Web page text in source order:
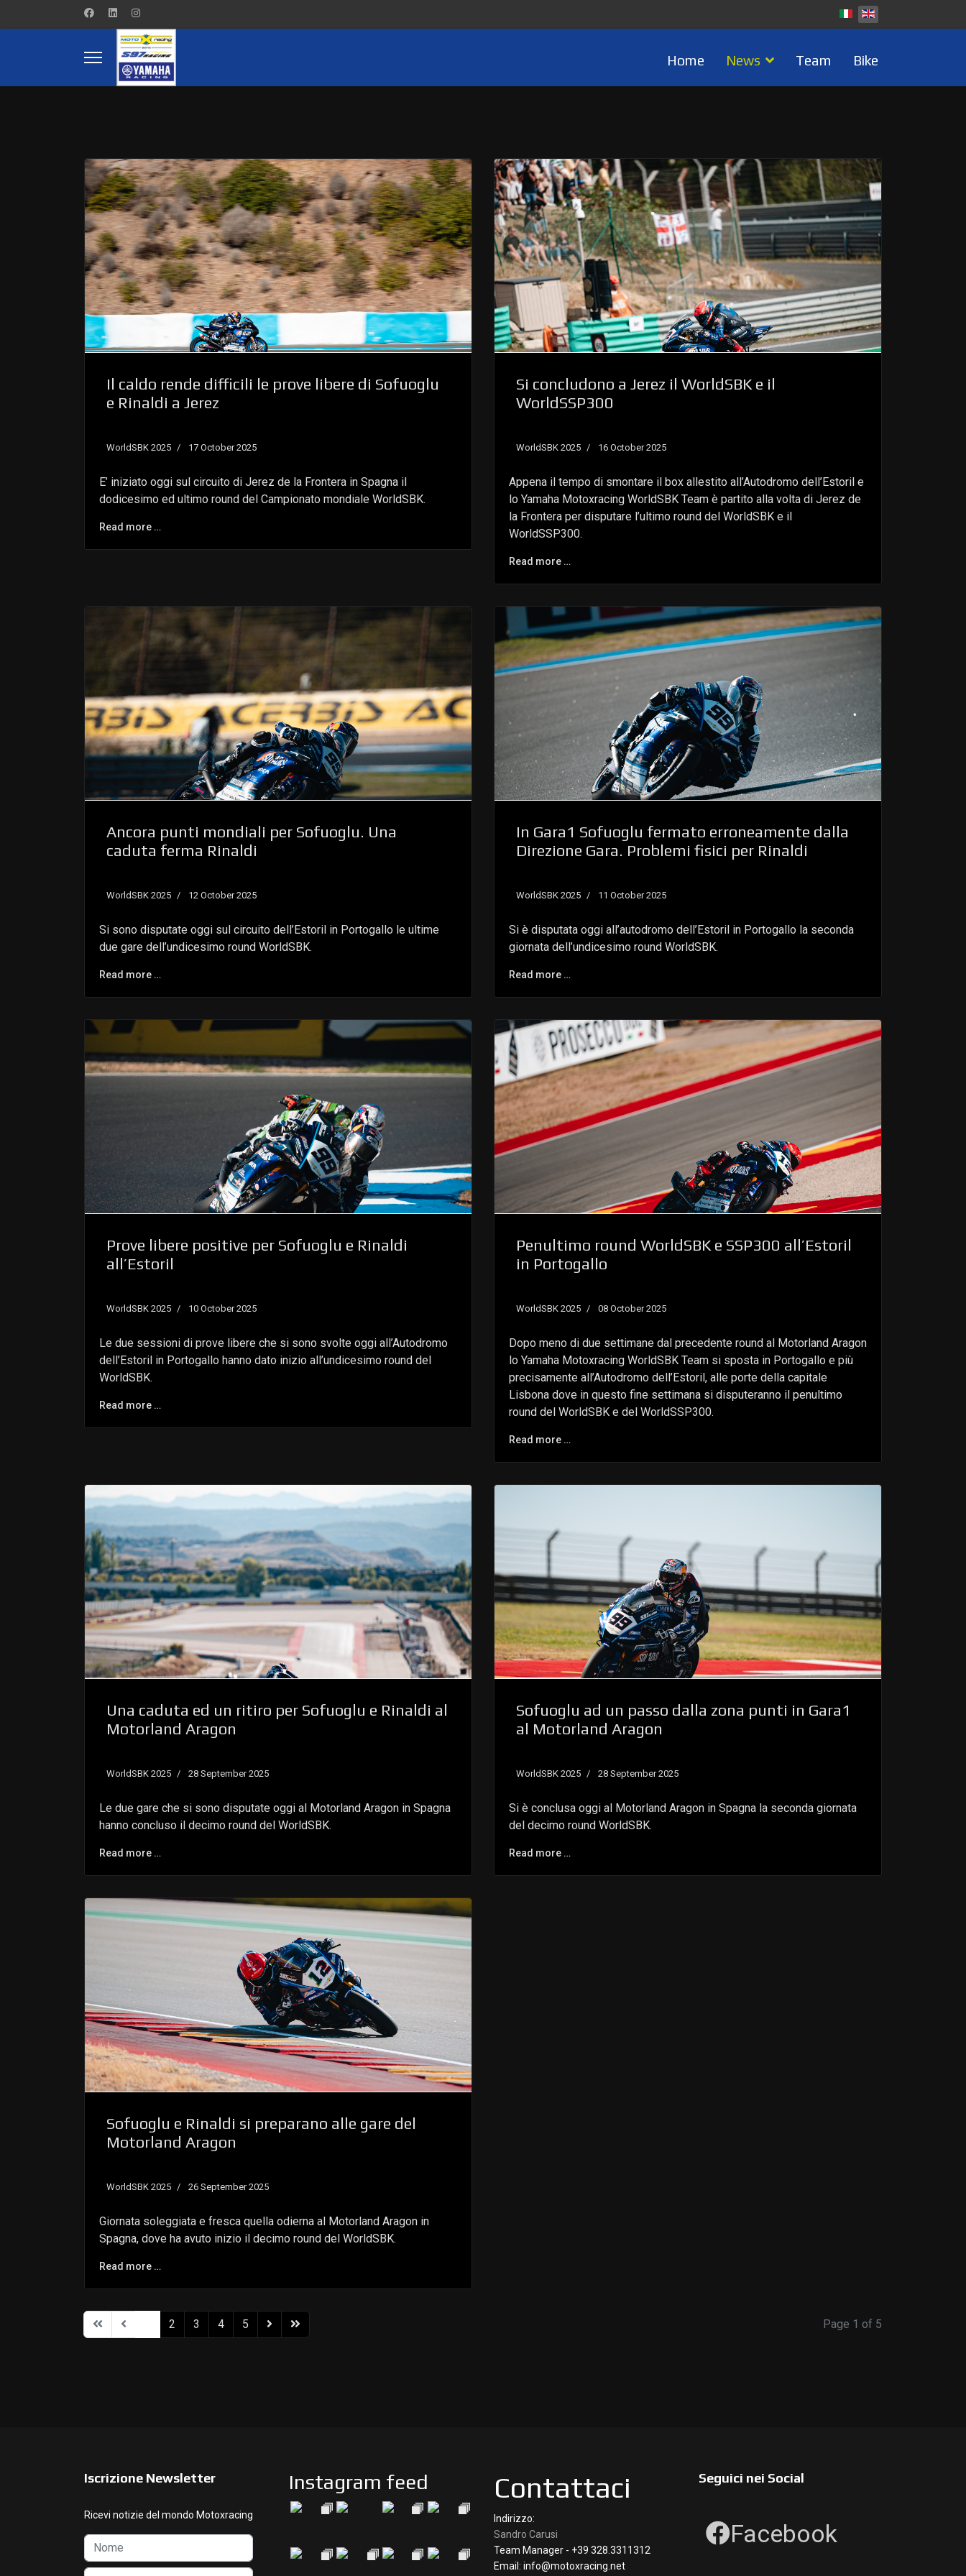
Home News Team Bike
Il caldo rende difficili le prove libere di Sofuoglu
e Rinaldi a Jerez
WorldSBK 2025 17 October 2025
E’ iniziato oggi sul circuito di Jerez de la Frontera in Spagna il
dodicesimo ed ultimo round del Campionato mondiale WorldSBK.
Read more …
Si concludono a Jerez il WorldSBK e il
WorldSSP300
WorldSBK 2025 16 October 2025
Appena il tempo di smontare il box allestito all’Autodromo dell’Estoril e
lo Yamaha Motoxracing WorldSBK Team è partito alla volta di Jerez de
la Frontera per disputare l’ultimo round del WorldSBK e il
WorldSSP300.
Read more …
Ancora punti mondiali per Sofuoglu. Una
caduta ferma Rinaldi
WorldSBK 2025 12 October 2025
Si sono disputate oggi sul circuito dell’Estoril in Portogallo le ultime
due gare dell’undicesimo round WorldSBK.
Read more …
In Gara1 Sofuoglu fermato erroneamente dalla
Direzione Gara. Problemi fisici per Rinaldi
WorldSBK 2025 11 October 2025
Si è disputata oggi all’autodromo dell’Estoril in Portogallo la seconda
giornata dell’undicesimo round WorldSBK.
Read more …
Prove libere positive per Sofuoglu e Rinaldi
all’Estoril
WorldSBK 2025 10 October 2025
Le due sessioni di prove libere che si sono svolte oggi all’Autodromo
dell’Estoril in Portogallo hanno dato inizio all’undicesimo round del
WorldSBK.
Read more …
Penultimo round WorldSBK e SSP300 all’Estoril
in Portogallo
WorldSBK 2025 08 October 2025
Dopo meno di due settimane dal precedente round al Motorland Aragon
lo Yamaha Motoxracing WorldSBK Team si sposta in Portogallo e più
precisamente all’Autodromo dell’Estoril, alle porte della capitale
Lisbona dove in questo fine settimana si disputeranno il penultimo
round del WorldSBK e del WorldSSP300.
Read more …
Una caduta ed un ritiro per Sofuoglu e Rinaldi al
Motorland Aragon
WorldSBK 2025 28 September 2025
Le due gare che si sono disputate oggi al Motorland Aragon in Spagna
hanno concluso il decimo round del WorldSBK.
Read more …
Sofuoglu ad un passo dalla zona punti in Gara1
al Motorland Aragon
WorldSBK 2025 28 September 2025
Si è conclusa oggi al Motorland Aragon in Spagna la seconda giornata
del decimo round WorldSBK.
Read more …
Sofuoglu e Rinaldi si preparano alle gare del
Motorland Aragon
WorldSBK 2025 26 September 2025
Giornata soleggiata e fresca quella odierna al Motorland Aragon in
Spagna, dove ha avuto inizio il decimo round del WorldSBK.
Read more …
2 3 4 5 Page 1 of 5
Iscrizione Newsletter
Ricevi notizie del mondo Motoxracing
Instagram feed Contattaci
Indirizzo:
Sandro Carusi
Team Manager - +39 328.3311312
Email: info@motoxracing.net
Seguici nei Social
Facebook